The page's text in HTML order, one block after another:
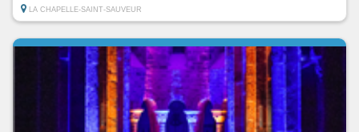
LA CHAPELLE-SAINT-SAUVEUR